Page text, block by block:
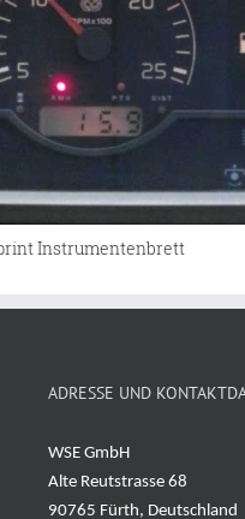
ADRESSE UND
WSE GmbH
Alte Reutstrasse 68
90765 Fürth, Deutschland